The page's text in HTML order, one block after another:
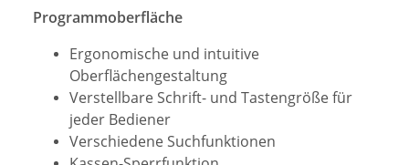
Programmoberfläche
Ergonomische und intuitive
Oberflächengestaltung
Verstellbare Schrift- und Tastengröße für
jeder Bediener
Verschiedene Suchfunktionen